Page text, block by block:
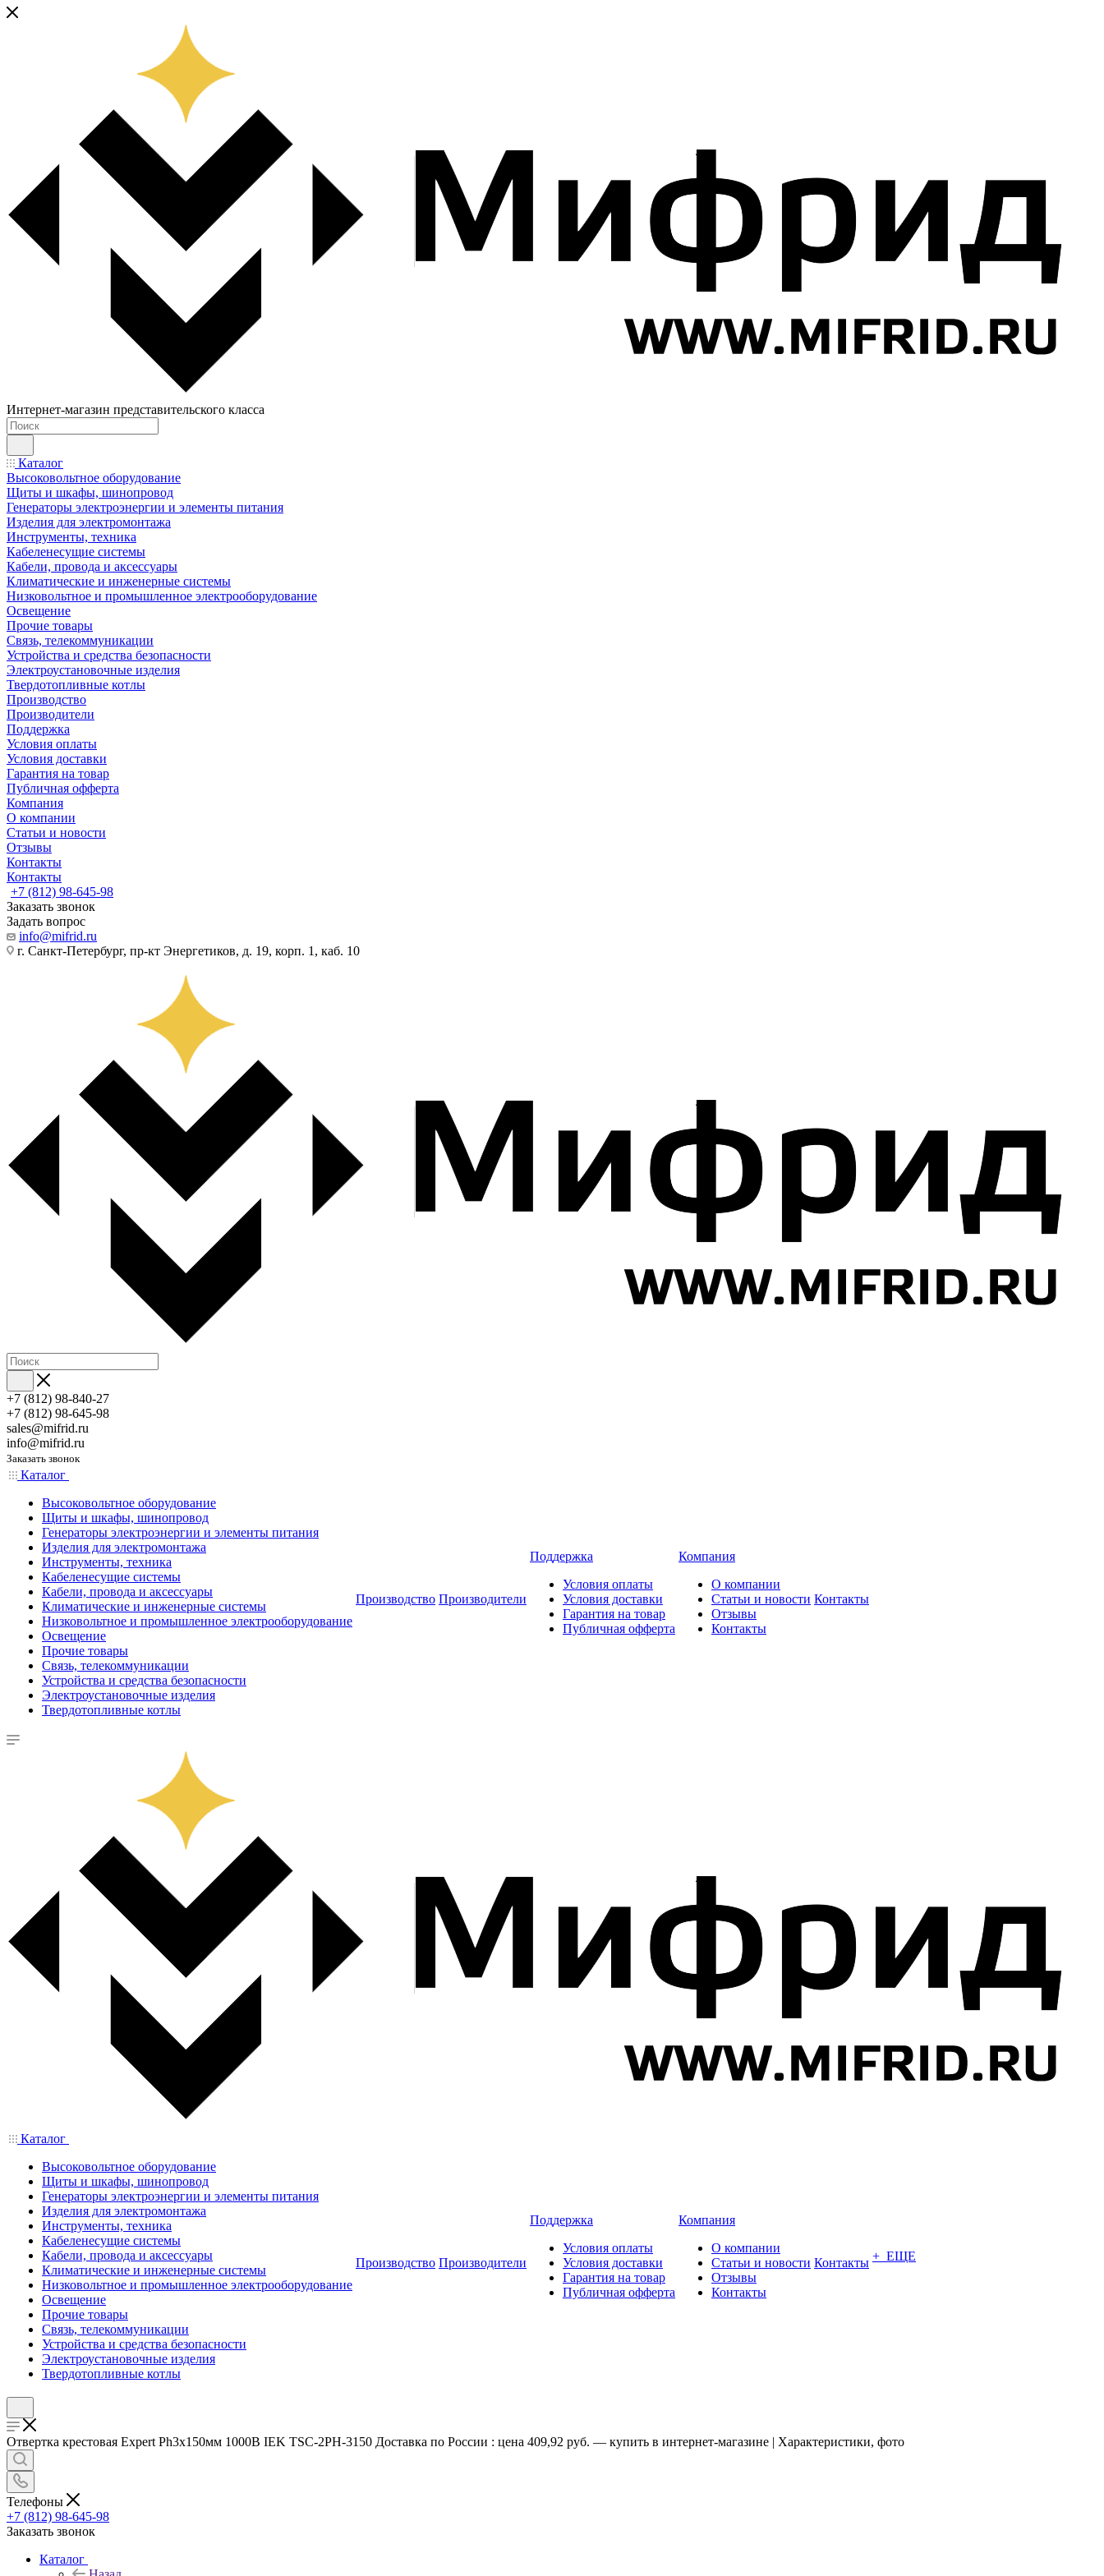
Интернет-магазин представительского класса
Каталог
Высоковольтное оборудование
Щиты и шкафы, шинопровод
Генераторы электроэнергии и элементы питания
Изделия для электромонтажа
Инструменты, техника
Кабеленесущие системы
Кабели, провода и аксессуары
Климатические и инженерные системы
Низковольтное и промышленное электрооборудование
Освещение
Прочие товары
Связь, телекоммуникации
Устройства и средства безопасности
Электроустановочные изделия
Твердотопливные котлы
Производство
Производители
Поддержка
Условия оплаты
Условия доставки
Гарантия на товар
Публичная офферта
Компания
О компании
Статьи и новости
Отзывы
Контакты
Контакты
+7 (812) 98-645-98
Заказать звонок
Задать вопрос
info@mifrid.ru
г. Санкт-Петербург, пр-кт Энергетиков, д. 19, корп. 1, каб. 10
+7 (812) 98-840-27
+7 (812) 98-645-98
sales@mifrid.ru
info@mifrid.ru
Заказать звонок
Каталог
Высоковольтное оборудование
Щиты и шкафы, шинопровод
Генераторы электроэнергии и элементы питания
Изделия для электромонтажа
Инструменты, техника
Кабеленесущие системы
Кабели, провода и аксессуары
Климатические и инженерные системы
Низковольтное и промышленное электрооборудование
Освещение
Прочие товары
Связь, телекоммуникации
Устройства и средства безопасности
Электроустановочные изделия
Твердотопливные котлы
Производство Производители
Поддержка
Условия оплаты
Условия доставки
Гарантия на товар
Публичная офферта
Компания
О компании
Статьи и новости
Отзывы
Контакты
Контакты
Каталог
Высоковольтное оборудование
Щиты и шкафы, шинопровод
Генераторы электроэнергии и элементы питания
Изделия для электромонтажа
Инструменты, техника
Кабеленесущие системы
Кабели, провода и аксессуары
Климатические и инженерные системы
Низковольтное и промышленное электрооборудование
Освещение
Прочие товары
Связь, телекоммуникации
Устройства и средства безопасности
Электроустановочные изделия
Твердотопливные котлы
Производство Производители
Поддержка
Условия оплаты
Условия доставки
Гарантия на товар
Публичная офферта
Компания
О компании
Статьи и новости
Отзывы
Контакты
Контакты + ЕЩЕ
Отвертка крестовая Expert Ph3х150мм 1000В IEK TSC-2PH-3150 Доставка по России : цена 409,92 руб. — купить в интернет-магазине | Характеристики, фото
Телефоны
+7 (812) 98-645-98
Заказать звонок
Каталог